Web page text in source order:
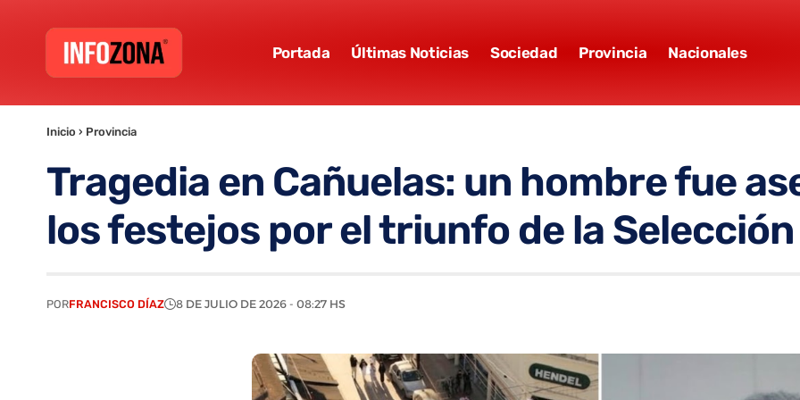
Portada Últimas Noticias Sociedad Provincia Nacionales
Inicio › Provincia
Tragedia en Cañuelas: un hombre fue
los festejos por el triunfo de la
PORFRANCISCO DÍAZ 8 DE JULIO DE 2026 - 08:27 HS